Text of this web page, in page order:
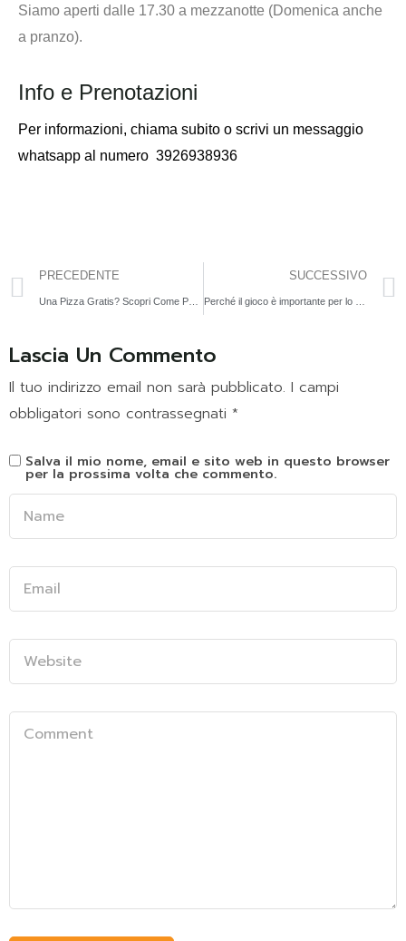
Siamo aperti dalle 17.30 a mezzanotte (Domenica anche
a pranzo).
Info e Prenotazioni
Per informazioni, chiama subito o scrivi un messaggio
whatsapp al numero 3926938936
PRECEDENTE SUCCESSIVO
Lascia Un Commento
Il tuo indirizzo email non sarà pubblicato. I campi
obbligatori sono contrassegnati *
Salva il mio nome, email e sito web in questo browser
per la prossima volta che commento.